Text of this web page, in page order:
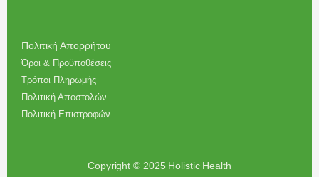
Πολιτική Απορρήτου
Όροι & Προϋποθέσεις
Τρόποι Πληρωμής
Πολιτική Αποστολών
Πολιτική Επιστροφών
Copyright © 2025 Holistic Health